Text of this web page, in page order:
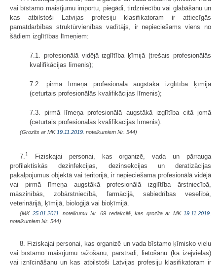
vai bīstamo maisījumu importu, piegādi, tirdzniecību vai glabāšanu un
kas atbilstoši Latvijas profesiju klasifikatoram ir attiecīgās
pamatdarbības struktūrvienības vadītājs, ir nepieciešams viens no
šādiem izglītības līmeņiem:
7.1. profesionālā vidējā izglītība ķīmijā (trešais profesionālās
kvalifikācijas līmenis);
7.2. pirmā līmeņa profesionālā augstākā izglītība ķīmijā
(ceturtais profesionālās kvalifikācijas līmenis);
7.3. pirmā līmeņa profesionālā augstākā izglītība citā jomā
(ceturtais profesionālās kvalifikācijas līmenis).
(Grozīts ar MK 19.11.2019. noteikumiem Nr. 544)
7. 1
Fiziskajai personai, kas organizē, vada un pārrauga
profilaktiskās dezinfekcijas, dezinsekcijas un deratizācijas
pakalpojumus objektā vai teritorijā, ir nepieciešama profesionālā vidējā
vai pirmā līmeņa augstākā profesionālā izglītība ārstniecībā,
māszinībās, zobārstniecībā, farmācijā, sabiedrības veselībā,
veterinārijā, ķīmijā, bioloģijā vai bioķīmijā.
(MK 25.01.2011. noteikumu Nr. 69 redakcijā, kas grozīta ar MK 19.11.2019.
noteikumiem Nr. 544)
8. Fiziskajai personai, kas organizē un vada bīstamo ķīmisko vielu
vai bīstamo maisījumu ražošanu, pārstrādi, lietošanu (kā izejvielas)
vai iznīcināšanu un kas atbilstoši Latvijas profesiju klasifikatoram ir